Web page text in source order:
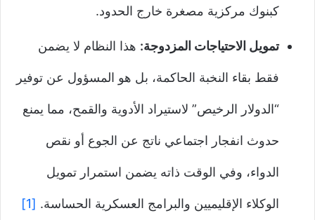
كبنوك مركزية مصغرة خارج الحدود.
تمويل الاحتياجات المزدوجة: هذا النظام لا يضمن
فقط بقاء النخبة الحاكمة، بل هو المسؤول عن توفير
“الدولار الرخيص” لاستيراد الأدوية والقمح، مما يمنع
حدوث انفجار اجتماعي ناتج عن الجوع أو نقص
الدواء، وفي الوقت ذاته يضمن استمرار تمويل
الوكلاء الإقليميين والبرامج العسكرية الحساسة. [1]